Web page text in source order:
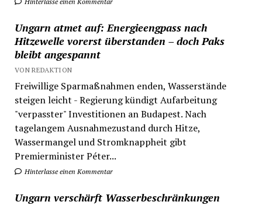
Ungarn atmet auf: Energieengpass nach
Hitzewelle vorerst überstanden – doch Paks
bleibt angespannt
VON REDAKTION
Freiwillige Sparmaßnahmen enden, Wasserstände
steigen leicht - Regierung kündigt Aufarbeitung
"verpasster" Investitionen an Budapest. Nach
tagelangem Ausnahmezustand durch Hitze,
Wassermangel und Stromknappheit gibt
Premierminister Péter...
Hinterlasse einen Kommentar
Ungarn verschärft Wasserbeschränkungen